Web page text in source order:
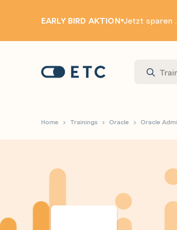
EARLY BIRD AKTION Jetzt sparen
Startseite: ETC
Home Trainings Oracle Oracle